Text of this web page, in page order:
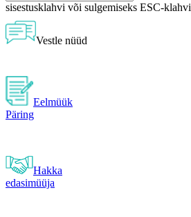
sisestusklahvi või sulgemiseks ESC-klahvi
Vestle nüüd
Eelmüük
Päring
Hakka
edasimüüja